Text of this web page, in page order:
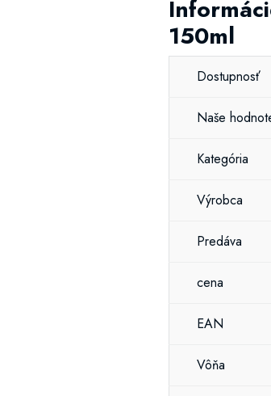
150ml
Dostupnosť
Naše
Kategória
Výrobca
Predáva
cena
EAN
Vôňa